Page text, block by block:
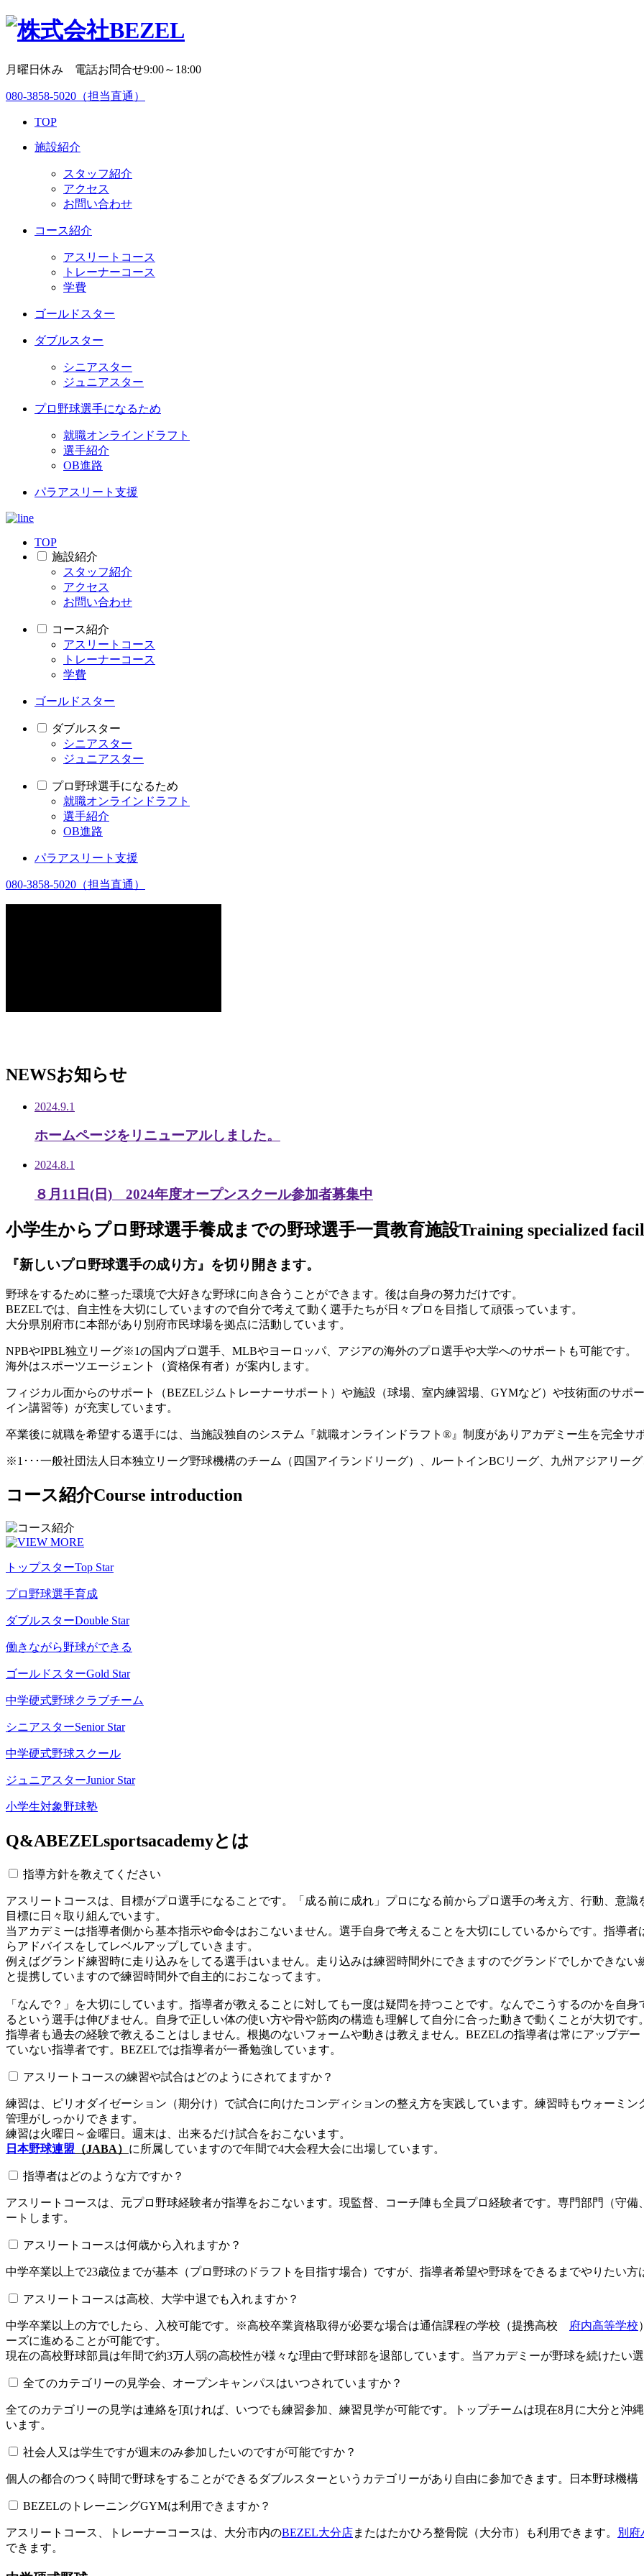
月曜日休み 電話お問合せ9:00～18:00
080-3858-5020 （担当直通）
TOP
施設紹介
スタッフ紹介
アクセス
お問い合わせ
コース紹介
アスリートコース
トレーナーコース
学費
ゴールドスター
ダブルスター
シニアスター
ジュニアスター
プロ野球選手になるため
就職オンラインドラフト
選手紹介
OB進路
パラアスリート支援
TOP
施設紹介
スタッフ紹介
アクセス
お問い合わせ
コース紹介
アスリートコース
トレーナーコース
学費
ゴールドスター
ダブルスター
シニアスター
ジュニアスター
プロ野球選手になるため
就職オンラインドラフト
選手紹介
OB進路
パラアスリート支援
080-3858-5020 （担当直通）
NEWSお知らせ
2024.9.1
ホームページをリニューアルしました。
2024.8.1
８月11日(日) 2024年度オープンスクール参加者募集中
小学生からプロ野球選手養成までの野球選手一貫教育施設Training specialized
『新しいプロ野球選手の成り方』を切り開きます。
野球をするために整った環境で大好きな野球に向き合うことができます。後は自身の努力だけです。
BEZELでは、自主性を大切にしていますので自分で考えて動く選手たちが日々プロを目指して頑張っています。
大分県別府市に本部があり別府市民球場を拠点に活動しています。
NPBやIPBL独立リーグ※1の国内プロ選手、MLBやヨーロッパ、アジアの海外のプロ選手や大学へのサポートも可能です。
海外はスポーツエージェント（資格保有者）が案内します。
フィジカル面からのサポート（BEZELジムトレーナーサポート）や施設（球場、室内練習場、GYMなど）や技術面のサポ
イン講習等）が充実しています。
卒業後に就職を希望する選手には、当施設独自のシステム『就職オンラインドラフト®』制度がありアカデミー生を完全サ
※1･･･一般社団法人日本独立リーグ野球機構のチーム（四国アイランドリーグ）、ルートインBCリーグ、九州アジアリー
コース紹介Course introduction
トップスターTop Star
プロ野球選手育成
ダブルスターDouble Star
働きながら野球ができる
ゴールドスターGold Star
中学硬式野球クラブチーム
シニアスターSenior Star
中学硬式野球スクール
ジュニアスターJunior Star
小学生対象野球塾
Q&ABEZELsportsacademyとは
指導方針を教えてください
アスリートコースは、目標がプロ選手になることです。「成る前に成れ」プロになる前からプロ選手の考え方、行動、意
目標に日々取り組んでいます。
当アカデミーは指導者側から基本指示や命令はおこないません。選手自身で考えることを大切にしているからです。指導
らアドバイスをしてレベルアップしていきます。
例えばグランド練習時に走り込みをしてる選手はいません。走り込みは練習時間外にできますのでグランドでしかできな
と提携していますので練習時間外で自主的におこなってます。
「なんで？」を大切にしています。指導者が教えることに対しても一度は疑問を持つことです。なんでこうするのかを自
るという選手は伸びません。自身で正しい体の使い方や骨や筋肉の構造も理解して自分に合った動きで動くことが大切です
指導者も過去の経験で教えることはしません。根拠のないフォームや動きは教えません。BEZELの指導者は常にアップデ
ていない指導者です。BEZELでは指導者が一番勉強しています。
アスリートコースの練習や試合はどのようにされてますか？
練習は、ピリオダイゼーション（期分け）で試合に向けたコンディションの整え方を実践しています。練習時もウォーミ
管理がしっかりできます。
練習は火曜日～金曜日。週末は、出来るだけ試合をおこないます。
日本野球連盟 （JABA） に所属していますので年間で4大会程大会に出場しています。
指導者はどのような方ですか？
アスリートコースは、元プロ野球経験者が指導をおこないます。現監督、コーチ陣も全員プロ経験者です。専門部門（守
ートします。
アスリートコースは何歳から入れますか？
中学卒業以上で23歳位までが基本（プロ野球のドラフトを目指す場合）ですが、指導者希望や野球をできるまでやりたい方
アスリートコースは高校、大学中退でも入れますか？
中学卒業以上の方でしたら、入校可能です。※高校卒業資格取得が必要な場合は通信課程の学校（提携高校 府内高等学校
ーズに進めることが可能です。
現在の高校野球部員は年間で約3万人弱の高校性が様々な理由で野球部を退部しています。当アカデミーが野球を続けたい
全てのカテゴリーの見学会、オープンキャンパスはいつされていますか？​​​​​
全てのカテゴリーの見学は連絡を頂ければ、いつでも練習参加、練習見学が可能です。トップチームは現在8月に大分と沖
います。
社会人又は学生ですが週末のみ参加したいのですが可能ですか？
個人の都合のつく時間で野球をすることができるダブルスターというカテゴリーがあり自由に参加できます。日本野球機
BEZELのトレーニングGYMは利用できますか？​​​​​
アスリートコース、トレーナーコースは、大分市内のBEZEL大分店またはたかひろ整骨院（大分市）も利用できます。
別府
できます。